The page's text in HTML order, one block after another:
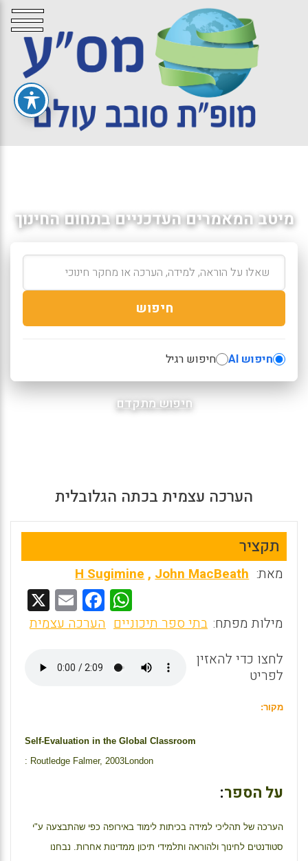
מיטב המאמרים העדכניים בתחום החינוך
חיפוש
חיפוש AI חיפוש רגיל
חיפוש מתקדם
הערכה עצמית בכתה הגלובלית
תקציר
מאת: H Sugimine,John MacBeath
W
h
s
p
F
a
b
k
E
m מילות מפתח: בתי ספר תיכוניים הערכה עצמית
לחצו כדי להאזין
לפריט
מקור:
Self-Evaluation in the Global Classroom
London
: Routledge Falmer, 2003
על הספר:
הערכה של תהליכי למידה בכיתות לימוד באירופה כפי שהתבצעה ע"י
סטודנטים לחינוך ולהוראה ותלמידי תיכון ממדינות אחרות. נבחנו